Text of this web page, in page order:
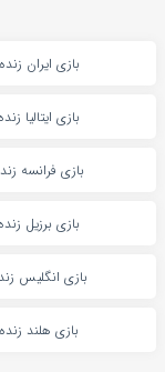
بازی ایران زنده
بازی ایتالیا
بازی فرانسه
بازی برزیل
بازی انگلیس
بازی هلند زنده